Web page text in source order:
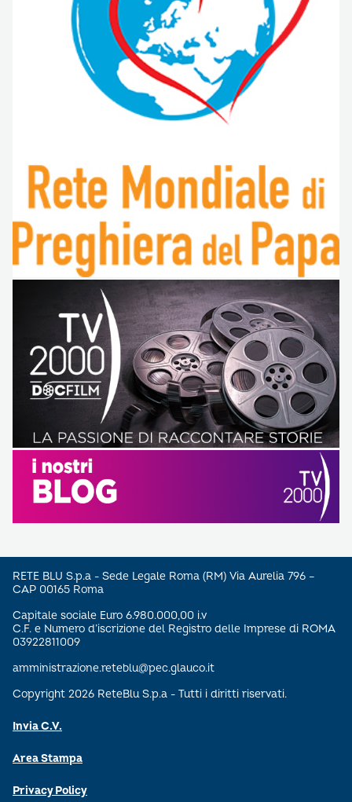
RETE BLU S.p.a - Sede Legale Roma (RM) Via Aurelia 796 –
CAP 00165 Roma
Capitale sociale Euro 6.980.000,00 i.v
C.F. e Numero d’iscrizione del Registro delle Imprese di ROMA
03922811009
amministrazione.reteblu@pec.glauco.it
Copyright 2026 ReteBlu S.p.a - Tutti i diritti riservati.
Invia C.V.
Area Stampa
Privacy Policy